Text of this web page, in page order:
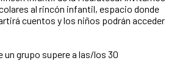
al rincón infantil, espacio donde
cuentos y los niños podrán acceder
un grupo supere a las/los 30